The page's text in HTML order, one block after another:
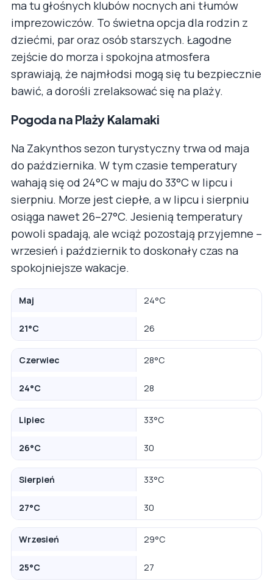
ma tu głośnych klubów nocnych ani tłumów
imprezowiczów. To świetna opcja dla rodzin z
dziećmi, par oraz osób starszych. Łagodne
zejście do morza i spokojna atmosfera
sprawiają, że najmłodsi mogą się tu bezpiecznie
bawić, a dorośli zrelaksować się na plaży.
Pogoda na Plaży Kalamaki
Na Zakynthos sezon turystyczny trwa od maja
do października. W tym czasie temperatury
wahają się od 24°C w maju do 33°C w lipcu i
sierpniu. Morze jest ciepłe, a w lipcu i sierpniu
osiąga nawet 26–27°C. Jesienią temperatury
powoli spadają, ale wciąż pozostają przyjemne –
wrzesień i październik to doskonały czas na
spokojniejsze wakacje.
Maj 24°C
21°C 26
Czerwiec 28°C
24°C 28
Lipiec 33°C
26°C 30
Sierpień 33°C
27°C 30
Wrzesień 29°C
25°C 27